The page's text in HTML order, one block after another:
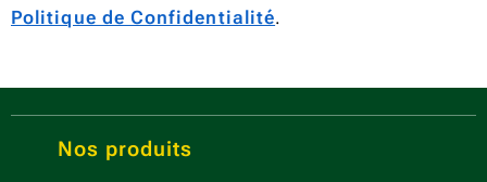
Politique de Confidentialité.
Nos produits